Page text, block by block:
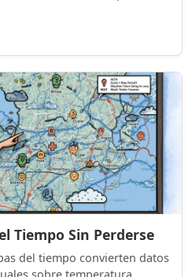
Tiempo Sin Perderse